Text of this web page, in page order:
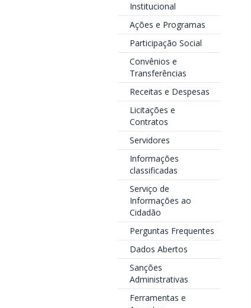
Institucional
Ações e Programas
Participação Social
Convênios e
Transferências
Receitas e Despesas
Licitações e
Contratos
Servidores
Informações
classificadas
Serviço de
Informações ao
Cidadão
Perguntas Frequentes
Dados Abertos
Sanções
Administrativas
Ferramentas e